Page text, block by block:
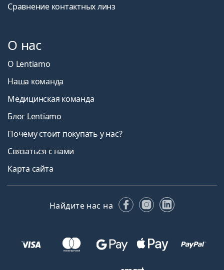
Сравнение контактных линз
О нас
О Lentiamo
Наша команда
Медицинская команда
Блог Lentiamo
Почему стоит покупать у нас?
Связаться с нами
Карта сайта
Найдите нас на FacebookInstagram
LinkedIn